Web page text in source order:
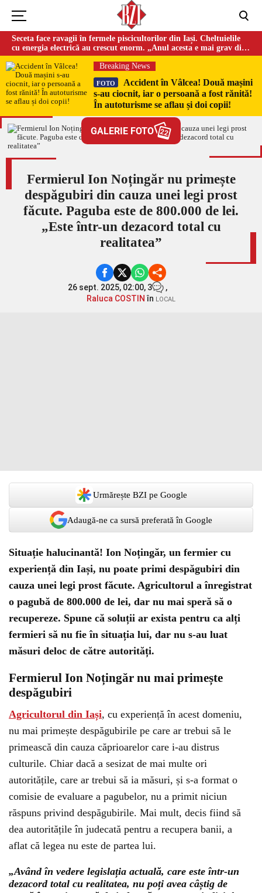
Seceta face ravagii în fermele piscicultorilor din Iași. Cheltuielile
cu energia electrică au crescut enorm. „Anul acesta e mai grav din
cauza temperaturilor foarte mari”
Breaking News
FOTO
Accident în Vâlcea! Două mașini
s-au ciocnit, iar o persoană a fost rănită!
În autoturisme se aflau și doi copii!
GALERIE FOTO 22
Fermierul Ion Noțingăr nu primește
despăgubiri din cauza unei legi prost
făcute. Paguba este de 800.000 de lei.
„Este într-un dezacord total cu
realitatea”
26 sept. 2025, 02:00, 3
,
Raluca COSTIN în LOCAL
Urmărește BZI pe Google
Adaugă-ne ca sursă preferată în Google
Situație halucinantă! Ion Noțingăr, un fermier cu
experiență din Iași, nu poate primi despăgubiri din
cauza unei legi prost făcute. Agricultorul a înregistrat
o pagubă de 800.000 de lei, dar nu mai speră să o
recupereze. Spune că soluții ar exista pentru ca alți
fermieri să nu fie în situația lui, dar nu s-au luat
măsuri deloc de către autorități.
Fermierul Ion Noțingăr nu mai primește
despăgubiri
Agricultorul din Iași, cu experiență în acest domeniu,
nu mai primește despăgubirile pe care ar trebui să le
primească din cauza căprioarelor care i-au distrus
culturile. Chiar dacă a sesizat de mai multe ori
autoritățile, care ar trebui să ia măsuri, și s-a format o
comisie de evaluare a pagubelor, nu a primit niciun
răspuns privind despăgubirile. Mai mult, decis fiind să
dea autoritățile în judecată pentru a recupera banii, a
aflat că legea nu este de partea lui.
„Având în vedere legislația actuală, care este într-un
dezacord total cu realitatea, nu poți avea câștig de